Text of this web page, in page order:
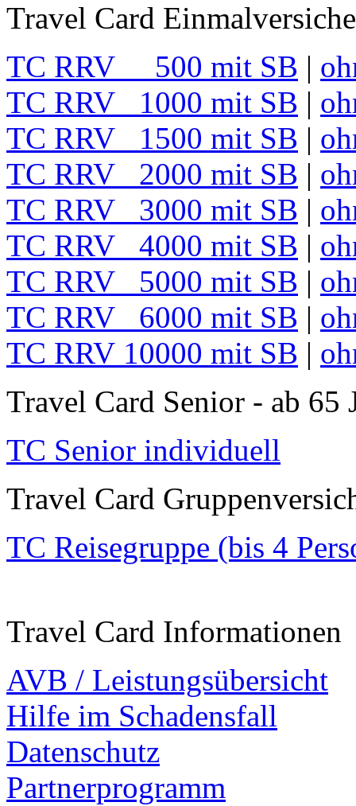
Travel Card
TC RRV 500 mit SB |
TC RRV 1000 mit SB |
TC RRV 1500 mit SB |
TC RRV 2000 mit SB |
TC RRV 3000 mit SB |
TC RRV 4000 mit SB |
TC RRV 5000 mit SB |
TC RRV 6000 mit SB |
TC RRV 10000 mit SB |
Travel Card Senior - ab 65
TC Senior individuell
Travel Card
TC Reisegruppe (bis 4
Travel Card Informationen
AVB / Leistungsübersicht
Hilfe im Schadensfall
Datenschutz
Partnerprogramm